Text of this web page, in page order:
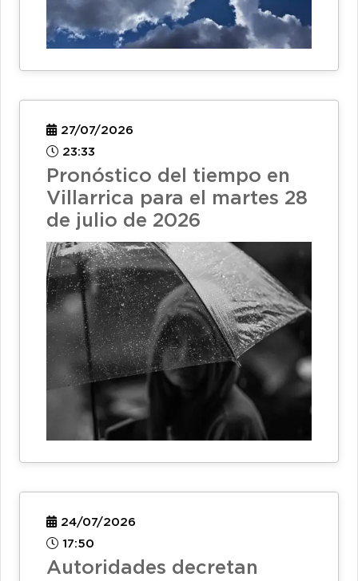
27/07/2026
23:33
Pronóstico del tiempo en
Villarrica para el martes 28
de julio de 2026
24/07/2026
17:50
Autoridades decretan